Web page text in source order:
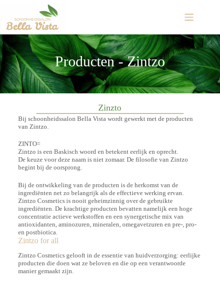
Producten - Zintzo
Zinzto
Bij schoonheidssalon Bella Vista wordt gewerkt met de producten
van Zintzo.
ZINTO=
Zintzo is een Baskisch woord en betekent eerlijk en oprecht.
De keuze voor deze naam is niet zomaar. De filosofie van Zintzo
begint bij de oorsprong.
Bij de ontwikkeling van de producten is de herkomst van de
ingrediënten net zo belangrijk als de effectieve werking ervan.
Zintzo Cosmetics is nooit geheimzinnig over de gebruikte
ingrediënten. De krachtige producten bevatten namelijk een hoge
concentratie actieve werkstoffen en een synergetische mix van
antioxidanten, aminozuren, mineralen, omegavetzuren en pre-, pro-
en postbiotica.
Zintzo for all
Zintzo Cosmetics gelooft in de essentie van huidverzorging: eerlijke
producten die doen wat ze beloven en die op een verantwoorde
manier gemaakt zijn.